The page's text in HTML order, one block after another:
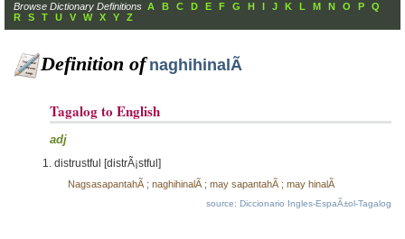
Browse Dictionary Definitions A B C D E F G H I J K L M N O P
Q
R
S T U V W X Y Z
Definition of naghihinalÃ
Tagalog to English
adj
distrustful [distrÃ¡stful]
NagsasapantahÃ ; naghihinalÃ ; may sapantahÃ ; may hinalÃ
source: Diccionario Ingles-EspaÃ±ol-Tagalog